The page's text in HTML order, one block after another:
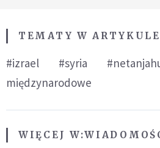
TEMATY W ARTYKULE
#izrael #syria
międzynarodowe
WIĘCEJ W: